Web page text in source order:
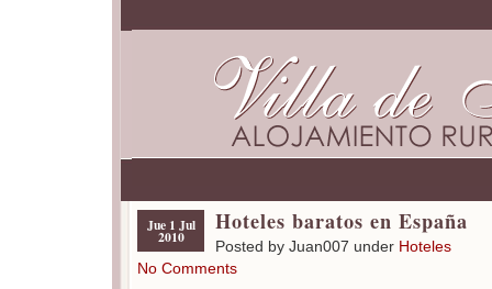
Jue 1 Jul
2010
Hoteles baratos en España
Posted by Juan007 under Hoteles
No Comments